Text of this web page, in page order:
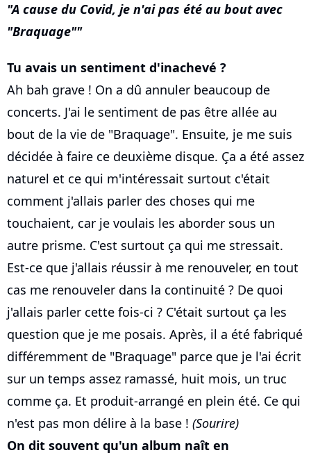
A cause du Covid, je n'ai pas été au bout avec
"Braquage"
Tu avais un sentiment d'inachevé ?
Ah bah grave ! On a dû annuler beaucoup de
concerts. J'ai le sentiment de pas être allée au
bout de la vie de "Braquage". Ensuite, je me suis
décidée à faire ce deuxième disque. Ça a été assez
naturel et ce qui m'intéressait surtout c'était
comment j'allais parler des choses qui me
touchaient, car je voulais les aborder sous un
autre prisme. C'est surtout ça qui me stressait.
Est-ce que j'allais réussir à me renouveler, en tout
cas me renouveler dans la continuité ? De quoi
j'allais parler cette fois-ci ? C'était surtout ça les
question que je me posais. Après, il a été fabriqué
différemment de "Braquage" parce que je l'ai écrit
sur un temps assez ramassé, huit mois, un truc
comme ça. Et produit-arrangé en plein été. Ce qui
n'est pas mon délire à la base ! (Sourire)
On dit souvent qu'un album naît en